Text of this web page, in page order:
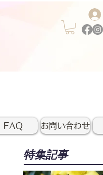
FAQ お問い合わせ
特集記事